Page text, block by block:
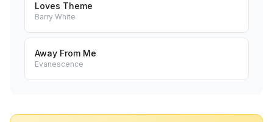
Loves Theme
Barry White
Away From Me
Evanescence